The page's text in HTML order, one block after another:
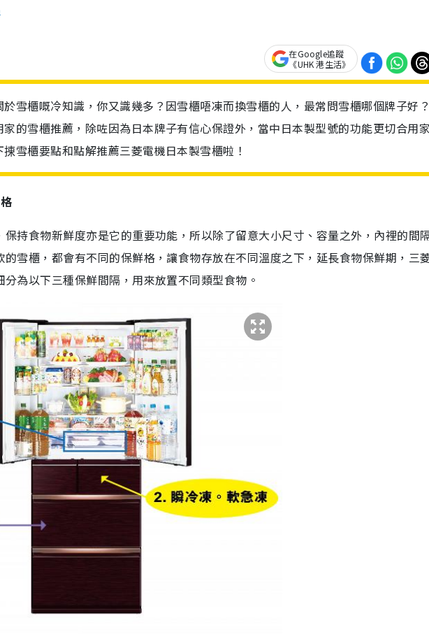
在Google追蹤
《UHK 港生活》
雪櫃嘅冷知識，你又識幾多？因雪櫃唔凍而換雪櫃的人，最常問雪櫃哪個牌子好
的雪櫃推薦，除咗因為日本牌子有信心保證外，當中日本製型號的功能更切合用
雪櫃要點和點解推薦三菱電機日本製雪櫃啦！
持食物新鮮度亦是它的重要功能，所以除了留意大小尺寸、容量之外，內裡的間
雪櫃，都會有不同的保鮮格，讓食物存放在不同溫度之下，延長食物保鮮期，三
為以下三種保鮮間隔，用來放置不同類型食物。